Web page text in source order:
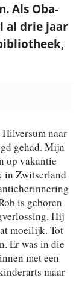
Als Oba-
al drie jaar
naar
gehad. Mijn
op vakantie
in Zwitserland
is geboren
Hij
moeilijk. Tot
Er was in die
met een
maar